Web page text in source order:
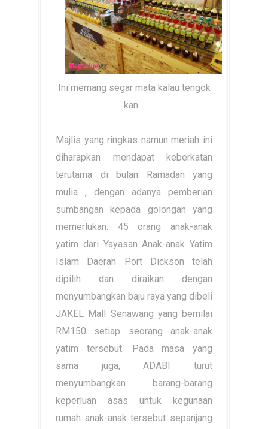
Ini memang segar mata kalau tengok
kan..
Majlis yang ringkas namun meriah ini
diharapkan mendapat keberkatan
terutama di bulan Ramadan yang
mulia , dengan adanya pemberian
sumbangan kepada golongan yang
memerlukan. 45 orang anak-anak
yatim dari Yayasan Anak-anak Yatim
Islam Daerah Port Dickson telah
dipilih dan diraikan dengan
menyumbangkan baju raya yang dibeli
JAKEL Mall Senawang yang bernilai
RM150 setiap seorang anak-anak
yatim tersebut. Pada masa yang
sama juga, ADABI turut
menyumbangkan barang-barang
keperluan asas untuk kegunaan
rumah anak-anak tersebut sepanjang